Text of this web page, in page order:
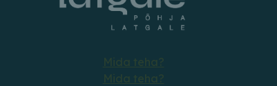
Mida teha?
Mida teha?